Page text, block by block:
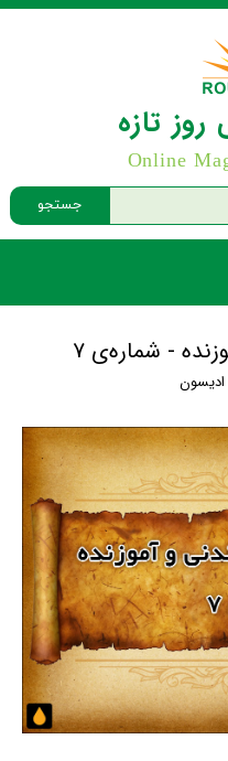
جستجو
روز تازه
Online